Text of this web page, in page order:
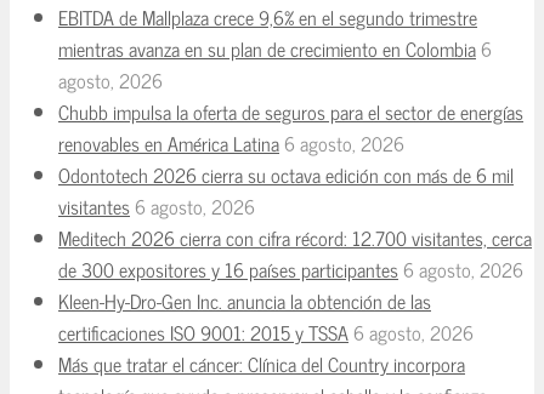
EBITDA de Mallplaza crece 9,6% en el segundo trimestre
mientras avanza en su plan de crecimiento en Colombia6
agosto, 2026
Chubb impulsa la oferta de seguros para el sector de energías
renovables en América Latina6 agosto, 2026
Odontotech 2026 cierra su octava edición con más de 6 mil
visitantes6 agosto, 2026
Meditech 2026 cierra con cifra récord: 12.700 visitantes, cerca
de 300 expositores y 16 países participantes6 agosto, 2026
Kleen-Hy-Dro-Gen Inc. anuncia la obtención de las
certificaciones ISO 9001: 2015 y TSSA6 agosto, 2026
Más que tratar el cáncer: Clínica del Country incorpora